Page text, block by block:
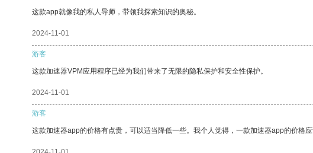
这款app就像我的私人导师，带领我探索知识的奥秘。
2024-11-01
游客
这款加速器VPM应用程序已经为我们带来了无限的隐私保护和安全性保护。
2024-11-01
游客
这款加速器app的价格有点贵，可以适当降低一些。我个人觉得，一款加速器app的价格应